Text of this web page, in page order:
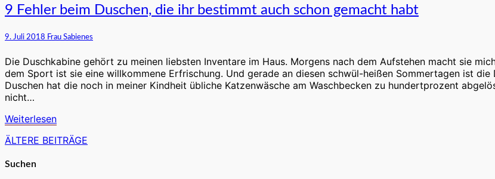
9
Fehler
beim
Duschen,
ihr
bestimmt
auch
schon
gemacht
habt
9 Fehler beim Duschen, die ihr bestimmt auch schon gemacht habt
9. Juli 2018 Frau Sabienes
Die Duschkabine gehört zu meinen liebsten Inventare im Haus. Morgens nach dem Aufstehen macht sie
dem Sport ist sie eine willkommene Erfrischung. Und gerade an diesen schwül-heißen Sommertagen ist
Duschen hat die noch in meiner Kindheit übliche Katzenwäsche am Waschbecken zu hundertprozent
nicht…
WeiterlesenWeiterlesen
Beitragsnavigation
ÄLTERE BEITRÄGE
Suchen